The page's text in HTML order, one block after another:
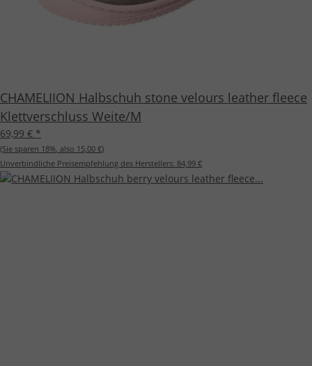
CHAMELIION Halbschuh stone velours leather fleece
Klettverschluss Weite/M
69,99 € *
(Sie sparen 18%, also 15,00 €)
Unverbindliche Preisempfehlung des Herstellers: 84,99 €